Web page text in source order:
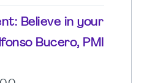
Believe in your
Bucero, PMI